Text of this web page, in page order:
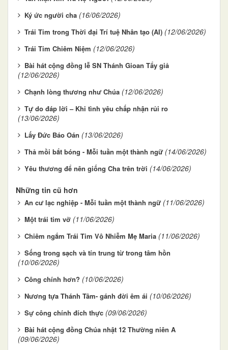
Ký ức người cha (16/06/2026)
Trái Tim trong Thời đại Trí tuệ Nhân tạo (AI) (12/06/2026)
Trái Tim Chiêm Niệm (12/06/2026)
Bài hát cộng đồng lễ SN Thánh Gioan Tẩy giả
(12/06/2026)
Chạnh lòng thương như Chúa (12/06/2026)
Tự do đáp lời – Khi tình yêu chấp nhận rủi ro
(13/06/2026)
Lấy Đức Báo Oán (13/06/2026)
Thả mồi bắt bóng - Mỗi tuần một thành ngữ (14/06/2026)
Yêu thương để nên giống Cha trên trời (14/06/2026)
Những tin cũ hơn
An cư lạc nghiệp - Mỗi tuần một thành ngữ (11/06/2026)
Một trái tim vỡ (11/06/2026)
Chiêm ngắm Trái Tim Vô Nhiễm Mẹ Maria (11/06/2026)
Sống trong sạch và tín trung từ trong tâm hồn
(10/06/2026)
Công chính hơn? (10/06/2026)
Nương tựa Thánh Tâm- gánh đời êm ái (10/06/2026)
Sự công chính đích thực (09/06/2026)
Bài hát cộng đồng Chúa nhật 12 Thường niên A
(09/06/2026)